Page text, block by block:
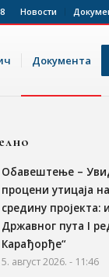
Новости
Документа
Обавештење –
процени утицаја
средину пројекта:
Државног пута I
Карађорђе“
5. август 2026. - 11:46